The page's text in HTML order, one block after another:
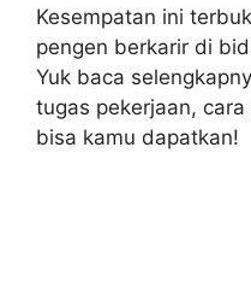
Kesempatan ini
pengen berkarir di
Yuk baca
tugas pekerjaan,
bisa kamu dapatkan!